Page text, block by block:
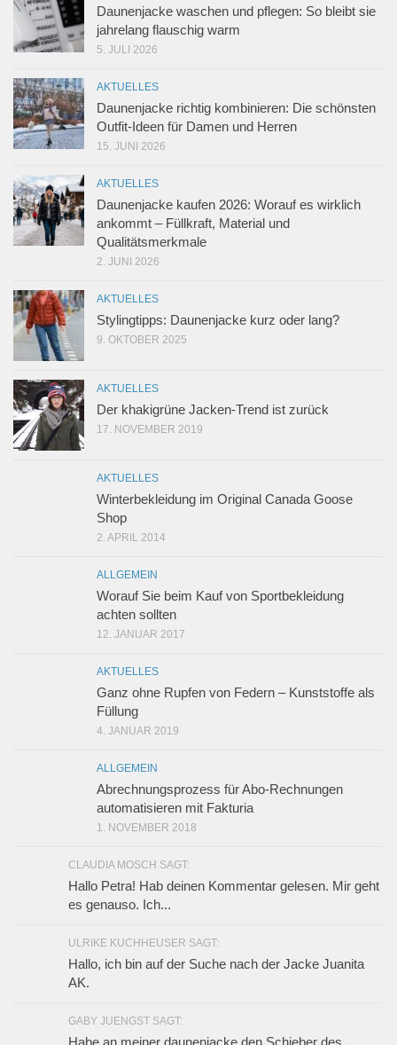
Daunenjacke waschen und pflegen: So bleibt sie
jahrelang flauschig warm
5. JULI 2026
AKTUELLES
Daunenjacke richtig kombinieren: Die schönsten
Outfit-Ideen für Damen und Herren
15. JUNI 2026
AKTUELLES
Daunenjacke kaufen 2026: Worauf es wirklich
ankommt – Füllkraft, Material und
Qualitätsmerkmale
2. JUNI 2026
AKTUELLES
Stylingtipps: Daunenjacke kurz oder lang?
9. OKTOBER 2025
AKTUELLES
Der khakigrüne Jacken-Trend ist zurück
17. NOVEMBER 2019
AKTUELLES
Winterbekleidung im Original Canada Goose
Shop
2. APRIL 2014
ALLGEMEIN
Worauf Sie beim Kauf von Sportbekleidung
achten sollten
12. JANUAR 2017
AKTUELLES
Ganz ohne Rupfen von Federn – Kunststoffe als
Füllung
4. JANUAR 2019
ALLGEMEIN
Abrechnungsprozess für Abo-Rechnungen
automatisieren mit Fakturia
1. NOVEMBER 2018
CLAUDIA MOSCH SAGT:
Hallo Petra! Hab deinen Kommentar gelesen. Mir geht
es genauso. Ich...
ULRIKE KUCHHEUSER SAGT:
Hallo, ich bin auf der Suche nach der Jacke Juanita
AK.
GABY JUENGST SAGT:
Habe an meiner daunenjacke den Schieber des